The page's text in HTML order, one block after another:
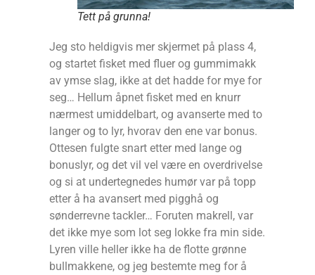
Tett på grunna!
Jeg sto heldigvis mer skjermet på plass 4,
og startet fisket med fluer og gummimakk
av ymse slag, ikke at det hadde for mye for
seg… Hellum åpnet fisket med en knurr
nærmest umiddelbart, og avanserte med to
langer og to lyr, hvorav den ene var bonus.
Ottesen fulgte snart etter med lange og
bonuslyr, og det vil vel være en overdrivelse
og si at undertegnedes humør var på topp
etter å ha avansert med pigghå og
sønderrevne tackler… Foruten makrell, var
det ikke mye som lot seg lokke fra min side.
Lyren ville heller ikke ha de flotte grønne
bullmakkene, og jeg bestemte meg for å